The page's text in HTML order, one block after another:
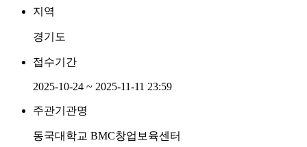
지역
경기도
접수기간
2025-10-24 ~ 2025-11-11 23:59
주관기관명
동국대학교 BMC창업보육센터